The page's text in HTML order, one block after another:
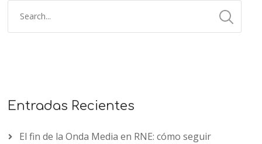
Entradas Recientes
El fin de la Onda Media en RNE: cómo seguir